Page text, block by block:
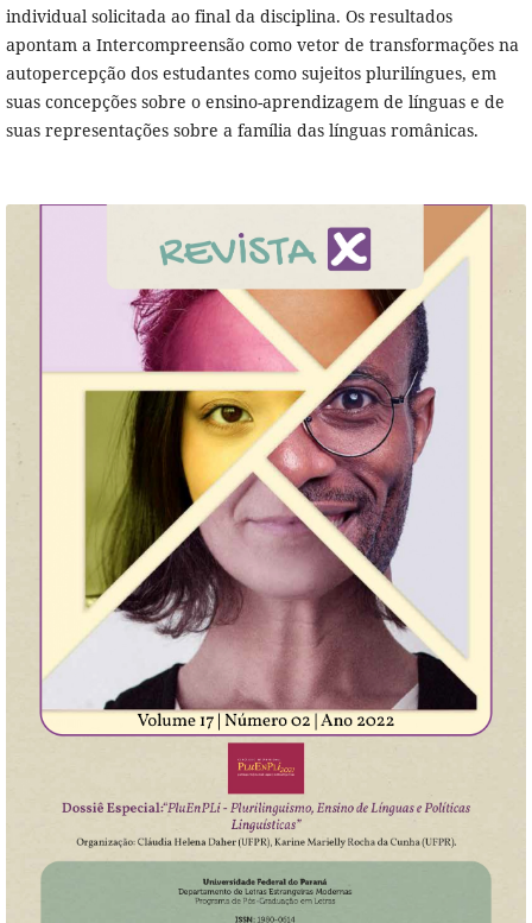
individual solicitada ao final da disciplina. Os resultados
apontam a Intercompreensão como vetor de transformações na
autopercepção dos estudantes como sujeitos plurilíngues, em
suas concepções sobre o ensino-aprendizagem de línguas e de
suas representações sobre a família das línguas românicas.